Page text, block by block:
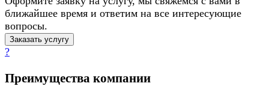
ближайшее время и ответим на все интересующие
вопросы.
Заказать услугу
?
Преимущества компании